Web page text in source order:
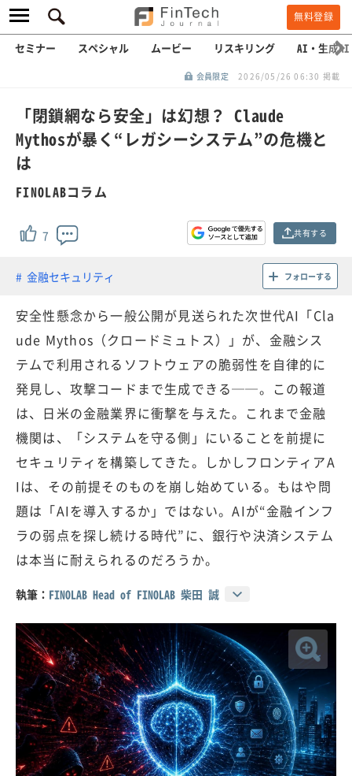
無料登録
セミナー スペシャル ムービー リスキリング AI・生成AI
会員限定 2026/05/26 06:30 掲載
「閉鎖網なら安全」は幻想？ Claude
Mythosが暴く“レガシーシステム”の危機と
は
FINOLABコラム
7 共有する
金融セキュリティ フォローする
安全性懸念から一般公開が見送られた次世代AI「Cla
ude Mythos（クロードミュトス）」が、金融シス
テムで利用されるソフトウェアの脆弱性を自律的に
発見し、攻撃コードまで生成できる──。この報道
は、日米の金融業界に衝撃を与えた。これまで金融
機関は、「システムを守る側」にいることを前提に
セキュリティを構築してきた。しかしフロンティアA
Iは、その前提そのものを崩し始めている。もはや問
題は「AIを導入するか」ではない。AIが“金融インフ
ラの弱点を探し続ける時代”に、銀行や決済システム
は本当に耐えられるのだろうか。
執筆： FINOLAB Head of FINOLAB 柴田 誠